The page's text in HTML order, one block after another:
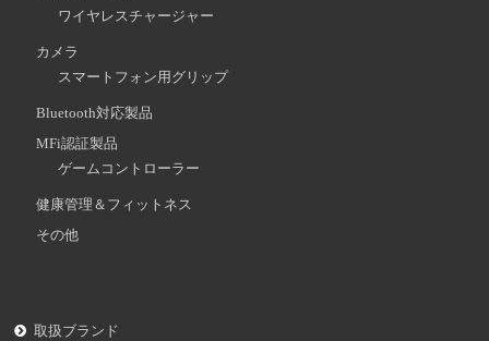
ワイヤレスチャージャー
カメラ
スマートフォン用グリップ
Bluetooth対応製品
MFi認証製品
ゲームコントローラー
健康管理＆フィットネス
その他
取扱ブランド